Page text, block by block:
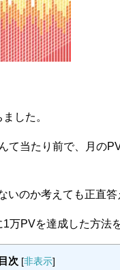
した。
て当たり前で、月の
いのか考えても正直答
万PVを達成した方法
目次 [非表示]